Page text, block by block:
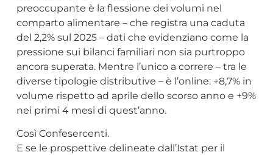
preoccupante è la flessione dei volumi nel
comparto alimentare – che registra una caduta
del 2,2% sul 2025 – dati che evidenziano come la
pressione sui bilanci familiari non sia purtroppo
ancora superata. Mentre l’unico a correre – tra le
diverse tipologie distributive – è l’online: +8,7% in
volume rispetto ad aprile dello scorso anno e +9%
nei primi 4 mesi di quest’anno.
Così Confesercenti.
E se le prospettive delineate dall’Istat per il